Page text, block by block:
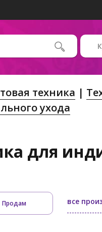
техника
ухода
для
Продам все